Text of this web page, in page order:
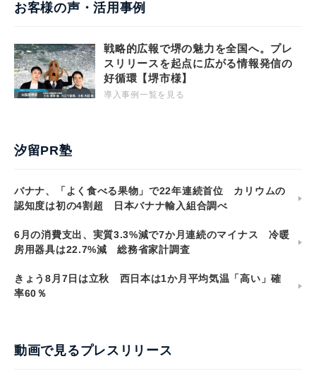
お客様の声・活用事例
戦略的広報で堺の魅力を全国へ。プレ
スリリースを起点に広がる情報発信の
好循環【堺市様】
導入事例一覧を見る
汐留PR塾
バナナ、「よく食べる果物」で22年連続首位 カリウムの
認知度は初の4割超 日本バナナ輸入組合調べ
6月の消費支出、実質3.3%減で7か月連続のマイナス 冷暖
房用器具は22.7%減 総務省家計調査
きょう8月7日は立秋 西日本は1か月平均気温「高い」確
率60％
動画で見るプレスリリース